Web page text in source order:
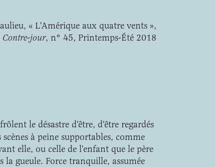
« L'Amérique aux quatre vents »,
Contre-jour, n° 45, Printemps-Été 2018
le désastre d'être, d'être regardés
à peine supportables, comme
elle, ou celle de l'enfant que le père
gueule. Force tranquille, assumée